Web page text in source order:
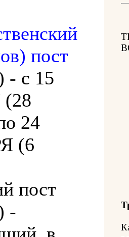
пост
- с 15
24
(6
пост
-